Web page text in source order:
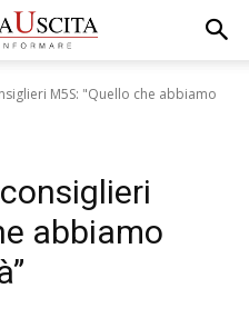
M5S: "Quello che abbiamo
abbiamo